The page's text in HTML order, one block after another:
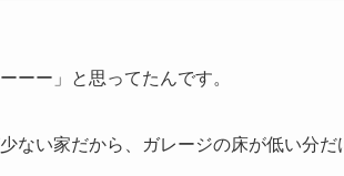
ーー」と思ってたんです。
ない家だから、ガレージの床が低い分だ